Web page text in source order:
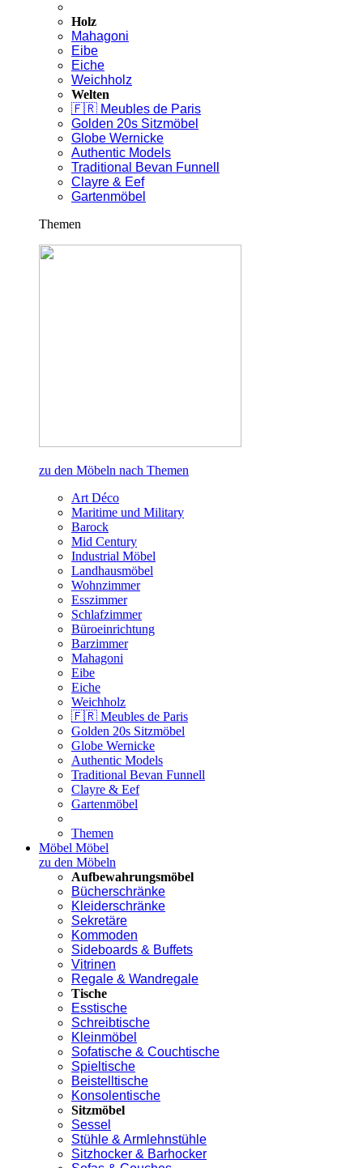
Holz
Mahagoni
Eibe
Eiche
Weichholz
Welten
🇫🇷 Meubles de Paris
Golden 20s Sitzmöbel
Globe Wernicke
Authentic Models
Traditional Bevan Funnell
Clayre & Eef
Gartenmöbel
Themen
zu den Möbeln nach Themen
Art Déco
Maritime und Military
Barock
Mid Century
Industrial Möbel
Landhausmöbel
Wohnzimmer
Esszimmer
Schlafzimmer
Büroeinrichtung
Barzimmer
Mahagoni
Eibe
Eiche
Weichholz
🇫🇷 Meubles de Paris
Golden 20s Sitzmöbel
Globe Wernicke
Authentic Models
Traditional Bevan Funnell
Clayre & Eef
Gartenmöbel
Themen
Möbel Möbel
zu den Möbeln
Aufbewahrungsmöbel
Bücherschränke
Kleiderschränke
Sekretäre
Kommoden
Sideboards & Buffets
Vitrinen
Regale & Wandregale
Tische
Esstische
Schreibtische
Kleinmöbel
Sofatische & Couchtische
Spieltische
Beistelltische
Konsolentische
Sitzmöbel
Sessel
Stühle & Armlehnstühle
Sitzhocker & Barhocker